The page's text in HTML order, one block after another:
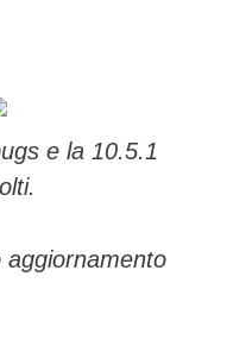
p
di
e la 10.5.1